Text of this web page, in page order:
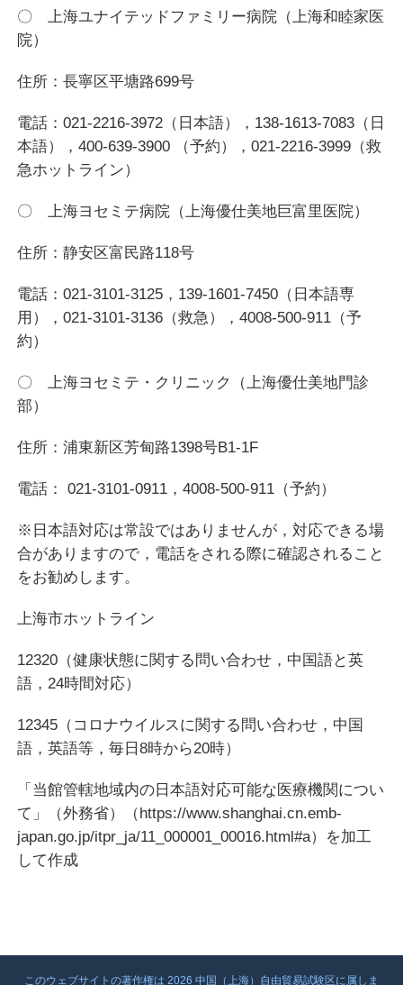
〇 上海ユナイテッドファミリー病院（上海和睦家医
院）
住所：長寧区平塘路699号
電話：021-2216-3972（日本語），138-1613-7083（日
本語），400-639-3900 （予約），021-2216-3999（救
急ホットライン）
〇 上海ヨセミテ病院（上海優仕美地巨富里医院）
住所：静安区富民路118号
電話：021-3101-3125，139-1601-7450（日本語専
用），021-3101-3136（救急），4008-500-911（予
約）
〇 上海ヨセミテ・クリニック（上海優仕美地門診
部）
住所：浦東新区芳甸路1398号B1-1F
電話： 021-3101-0911，4008-500-911（予約）
※日本語対応は常設ではありませんが，対応できる場
合がありますので，電話をされる際に確認されること
をお勧めします。
上海市ホットライン
12320（健康状態に関する問い合わせ，中国語と英
語，24時間対応）
12345（コロナウイルスに関する問い合わせ，中国
語，英語等，毎日8時から20時）
「当館管轄地域内の日本語対応可能な医療機関につい
て」（外務省）（https://www.shanghai.cn.emb-
japan.go.jp/itpr_ja/11_000001_00016.html#a）を加工
して作成
このウェブサイトの著作権は 2026 中国（上海）自由貿易試験区に属しま